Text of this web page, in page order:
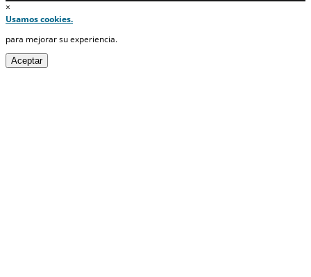
×
Usamos cookies.
para mejorar su experiencia.
Aceptar